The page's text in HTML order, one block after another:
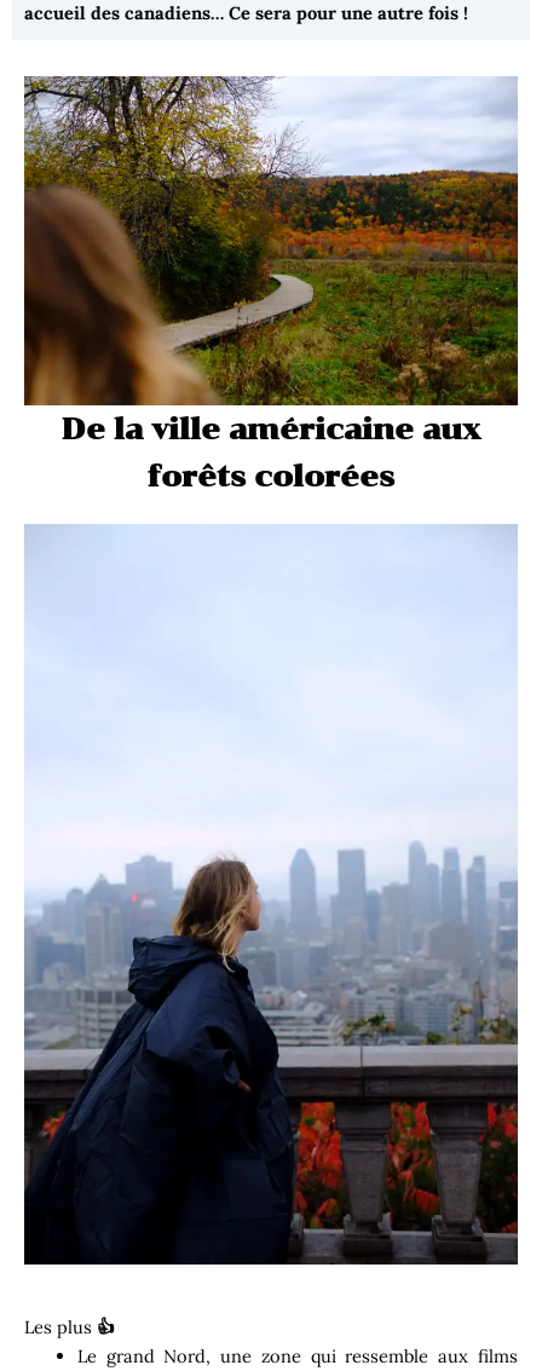
accueil des canadiens… Ce sera pour une autre fois !
De la ville américaine aux
forêts colorées
Les plus 👍
Le grand Nord, une zone qui ressemble aux films